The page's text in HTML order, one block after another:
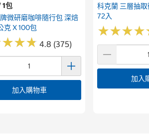
包
微研磨咖啡隨行包 深焙
克 X 100包
★★★
★★★ 4.8 (375)
加入購物車
科克蘭 三層抽
72入
★★★★
★★★★
加入